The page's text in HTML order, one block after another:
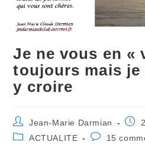
Je ne vous en «
toujours mais je
y croire
Auteur/autrice
de
Jean-Marie Darmian
PostACTUALITE 15